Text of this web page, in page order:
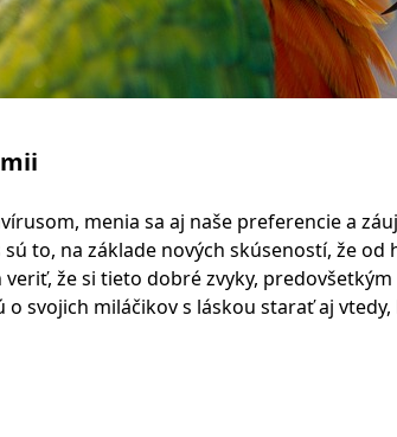
menia sa aj naše preferencie a
to, na základe nových skúseností, že
že si tieto dobré zvyky,
svojich miláčikov s láskou starať aj